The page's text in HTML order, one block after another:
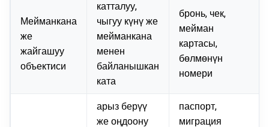
Мейманкана
же
жайгашуу
объектиси
катталуу,
чыгуу күнү же
мейманкана
менен
байланышкан
ката
бронь, чек,
мейман
картасы,
бөлмөнүн
номери
арыз берүү
же оңдоону
паспорт,
миграция